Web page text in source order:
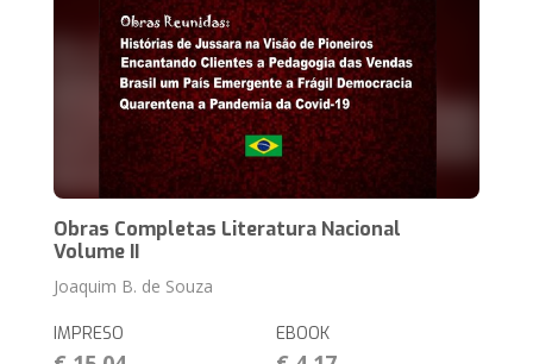
Obras Completas Literatura Nacional
Volume II
Joaquim B. de Souza
IMPRESO EBOOK